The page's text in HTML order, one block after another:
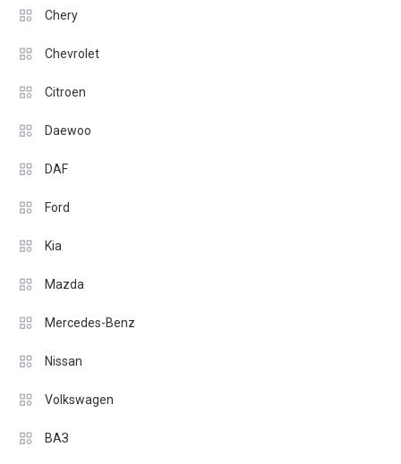
Chery
Chevrolet
Citroen
Daewoo
DAF
Ford
Kia
Mazda
Mercedes-Benz
Nissan
Volkswagen
ВАЗ